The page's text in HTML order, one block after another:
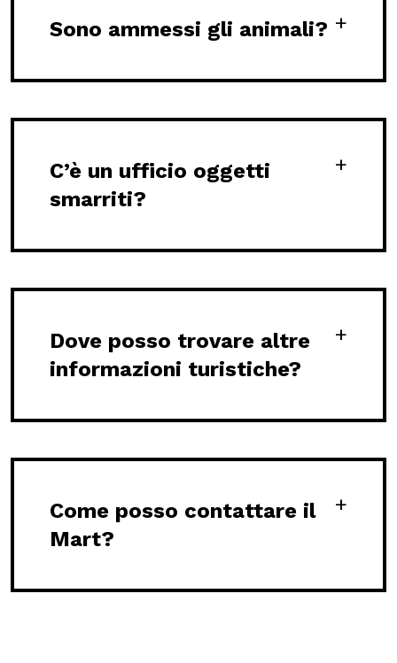
Sono ammessi gli animali?
C’è un ufficio oggetti
smarriti?
Dove posso trovare altre
informazioni turistiche?
Come posso contattare il
Mart?